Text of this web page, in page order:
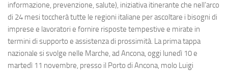
informazione, prevenzione, salute), iniziativa itinerante che nell’arco
di 24 mesi toccherà tutte le regioni italiane per ascoltare i bisogni di
imprese e lavoratori e fornire risposte tempestive e mirate in
termini di supporto e assistenza di prossimità. La prima tappa
nazionale si svolge nelle Marche, ad Ancona, oggi lunedì 10 e
martedì 11 novembre, presso il Porto di Ancona, molo Luigi